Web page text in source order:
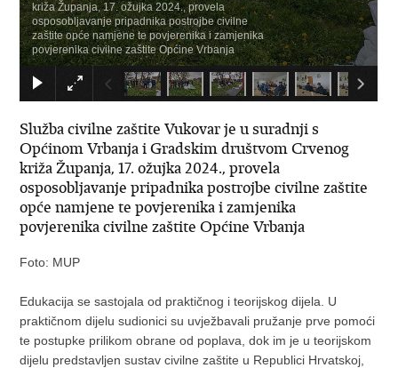
križa Županja, 17. ožujka 2024., provela
osposobljavanje pripadnika postrojbe civilne
zaštite opće namjene te povjerenika i zamjenika
povjerenika civilne zaštite Općine Vrbanja
Služba civilne zaštite Vukovar je u suradnji s
Općinom Vrbanja i Gradskim društvom Crvenog
križa Županja, 17. ožujka 2024., provela
osposobljavanje pripadnika postrojbe civilne zaštite
opće namjene te povjerenika i zamjenika
povjerenika civilne zaštite Općine Vrbanja
Foto: MUP
Edukacija se sastojala od praktičnog i teorijskog dijela. U
praktičnom dijelu sudionici su uvježbavali pružanje prve pomoći
te postupke prilikom obrane od poplava, dok im je u teorijskom
dijelu predstavljen sustav civilne zaštite u Republici Hrvatskoj,